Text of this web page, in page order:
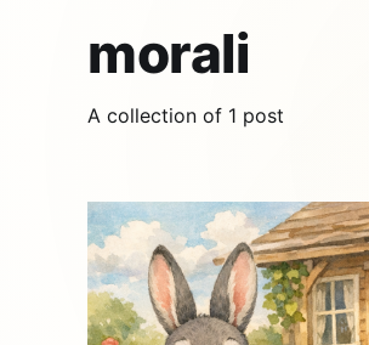
morali
A collection of 1 post